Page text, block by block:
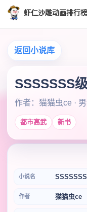
虾仁沙雕动画排行榜
返回小说库
SSSSSSS
作者：猫猫虫ce ·
都市高武 新书
小说名
作者 猫猫虫ce